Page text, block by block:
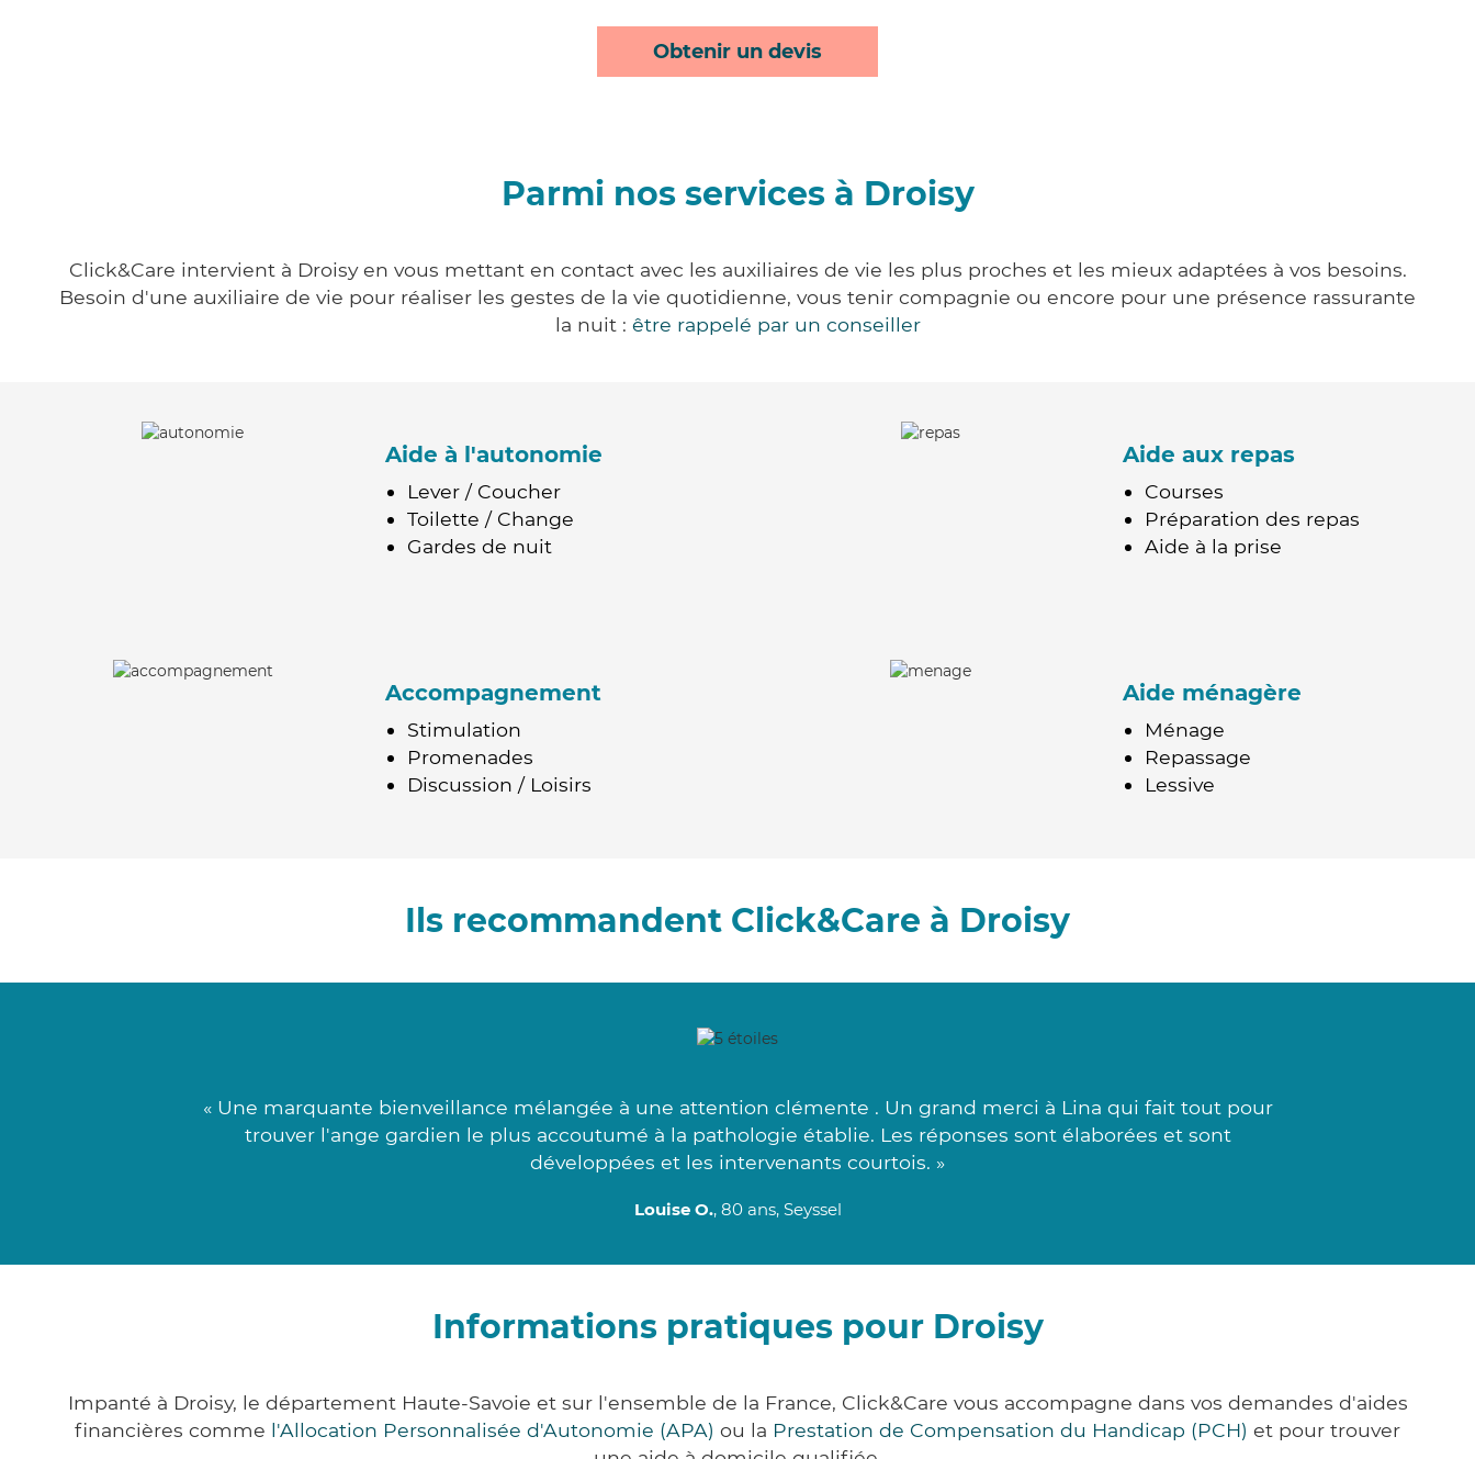
Obtenir un devis
Parmi nos services à Droisy
Click&Care intervient à Droisy en vous mettant en contact avec les auxiliaires de vie les plus proches et les mieux adaptées à vos besoins.
Besoin d'une auxiliaire de vie pour réaliser les gestes de la vie quotidienne, vous tenir compagnie ou encore pour une présence rassurante
la nuit : être rappelé par un conseiller
Aide à l'autonomie
Lever / Coucher
Toilette / Change
Gardes de nuit
Aide aux repas
Courses
Préparation des repas
Aide à la prise
Accompagnement
Stimulation
Promenades
Discussion / Loisirs
Aide ménagère
Ménage
Repassage
Lessive
Ils recommandent Click&Care à Droisy
« Une marquante bienveillance mélangée à une attention clémente . Un grand merci à Lina qui fait tout pour
trouver l'ange gardien le plus accoutumé à la pathologie établie. Les réponses sont élaborées et sont
développées et les intervenants courtois. »
Louise O., 80 ans, Seyssel
Informations pratiques pour Droisy
Impanté à Droisy, le département Haute-Savoie et sur l'ensemble de la France, Click&Care vous accompagne dans vos demandes d'aides
financières comme l'Allocation Personnalisée d'Autonomie (APA) ou la Prestation de Compensation du Handicap (PCH) et pour trouver